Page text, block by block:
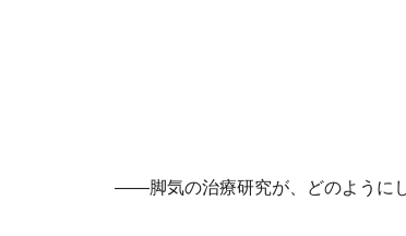
――脚気の治療研究が、どのように